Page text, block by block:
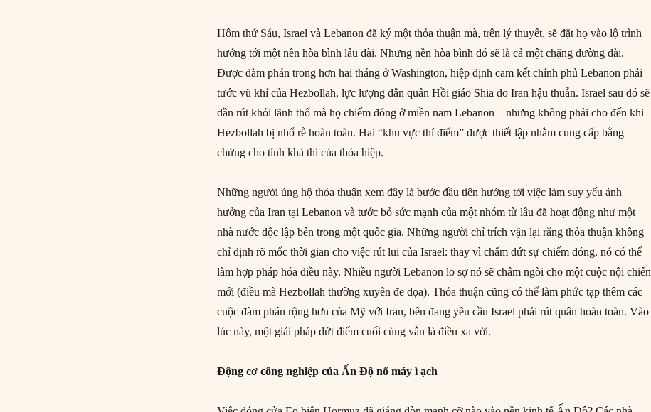
Hôm thứ Sáu, Israel và Lebanon đã ký một thỏa thuận mà, trên lý thuyết, sẽ đặt họ vào lộ trình
hướng tới một nền hòa bình lâu dài. Nhưng nền hòa bình đó sẽ là cả một chặng đường dài.
Được đàm phán trong hơn hai tháng ở Washington, hiệp định cam kết chính phủ Lebanon phải
tước vũ khí của Hezbollah, lực lượng dân quân Hồi giáo Shia do Iran hậu thuẫn. Israel sau đó sẽ
dần rút khỏi lãnh thổ mà họ chiếm đóng ở miền nam Lebanon – nhưng không phải cho đến khi
Hezbollah bị nhổ rễ hoàn toàn. Hai “khu vực thí điểm” được thiết lập nhằm cung cấp bằng
chứng cho tính khả thi của thỏa hiệp.
Những người ủng hộ thỏa thuận xem đây là bước đầu tiên hướng tới việc làm suy yếu ảnh
hưởng của Iran tại Lebanon và tước bỏ sức mạnh của một nhóm từ lâu đã hoạt động như một
nhà nước độc lập bên trong một quốc gia. Những người chỉ trích vặn lại rằng thỏa thuận không
chỉ định rõ mốc thời gian cho việc rút lui của Israel: thay vì chấm dứt sự chiếm đóng, nó có thể
làm hợp pháp hóa điều này. Nhiều người Lebanon lo sợ nó sẽ châm ngòi cho một cuộc nội chiến
mới (điều mà Hezbollah thường xuyên đe dọa). Thỏa thuận cũng có thể làm phức tạp thêm các
cuộc đàm phán rộng hơn của Mỹ với Iran, bên đang yêu cầu Israel phải rút quân hoàn toàn. Vào
lúc này, một giải pháp dứt điểm cuối cùng vẫn là điều xa vời.
Động cơ công nghiệp của Ấn Độ nổ máy ì ạch